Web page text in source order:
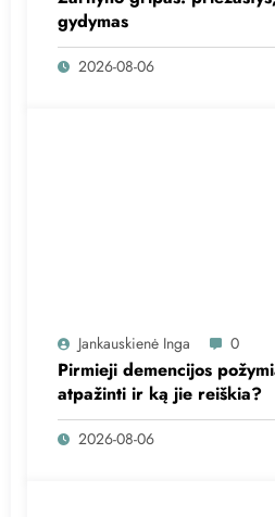
gydymas
2026-08-06
Jankauskienė Inga 0
Pirmieji demencijos
atpažinti ir ką jie reiškia?
2026-08-06